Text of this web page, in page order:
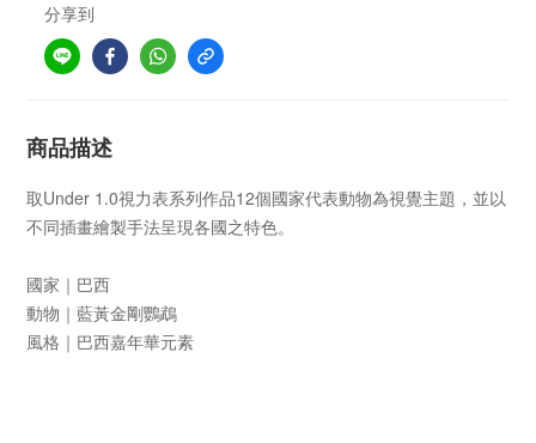
分享到
商品描述
取Under 1.0視力表系列作品12個國家代表動物為視覺主題，並以
不同插畫繪製手法呈現各國之特色。
國家｜巴西
動物｜藍黃金剛鸚鵡
風格｜巴西嘉年華元素